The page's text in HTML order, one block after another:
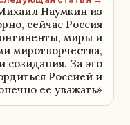
Наумкин из
сейчас Россия
миры и
миротворчества,
созидания. За это
Россией и
ее уважать»